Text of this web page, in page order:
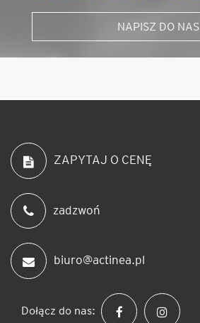
NAPISZ DO NAS
ZAPYTAJ O CENĘ
zadzwoń
biuro@actinea.pl
Dołącz do nas: